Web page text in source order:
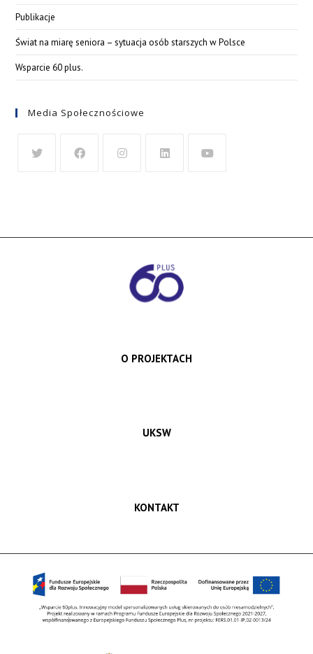
Publikacje
Świat na miarę seniora – sytuacja osób starszych w Polsce
Wsparcie 60 plus.
Media Społecznościowe
O PROJEKTACH
UKSW
KONTAKT